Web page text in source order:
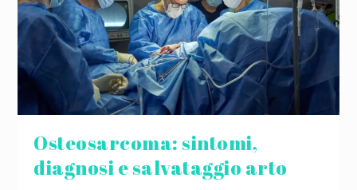
Osteosarcoma: sintomi,
diagnosi e salvataggio arto